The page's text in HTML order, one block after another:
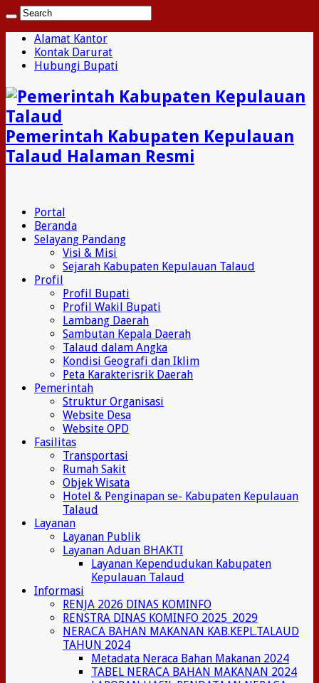
Alamat Kantor
Kontak Darurat
Hubungi Bupati
Pemerintah Kabupaten Kepulauan
Talaud Halaman Resmi
Portal
Beranda
Selayang Pandang
Visi & Misi
Sejarah Kabupaten Kepulauan Talaud
Profil
Profil Bupati
Profil Wakil Bupati
Lambang Daerah
Sambutan Kepala Daerah
Talaud dalam Angka
Kondisi Geografi dan Iklim
Peta Karakterisrik Daerah
Pemerintah
Struktur Organisasi
Website Desa
Website OPD
Fasilitas
Transportasi
Rumah Sakit
Objek Wisata
Hotel & Penginapan se- Kabupaten Kepulauan
Talaud
Layanan
Layanan Publik
Layanan Aduan BHAKTI
Layanan Kependudukan Kabupaten
Kepulauan Talaud
Informasi
RENJA 2026 DINAS KOMINFO
RENSTRA DINAS KOMINFO 2025_2029
NERACA BAHAN MAKANAN KAB.KEPL.TALAUD
TAHUN 2024
Metadata Neraca Bahan Makanan 2024
TABEL NERACA BAHAN MAKANAN 2024